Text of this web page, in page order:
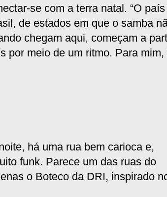
se com a terra natal. “O
de estados em que o samba
chegam aqui, começam a
por meio de um ritmo. Para mim,
há uma rua bem carioca e,
funk. Parece um das ruas do
o Boteco da DRI, inspirado